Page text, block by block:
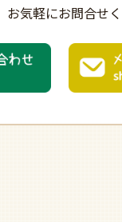
お気軽にお問合せ